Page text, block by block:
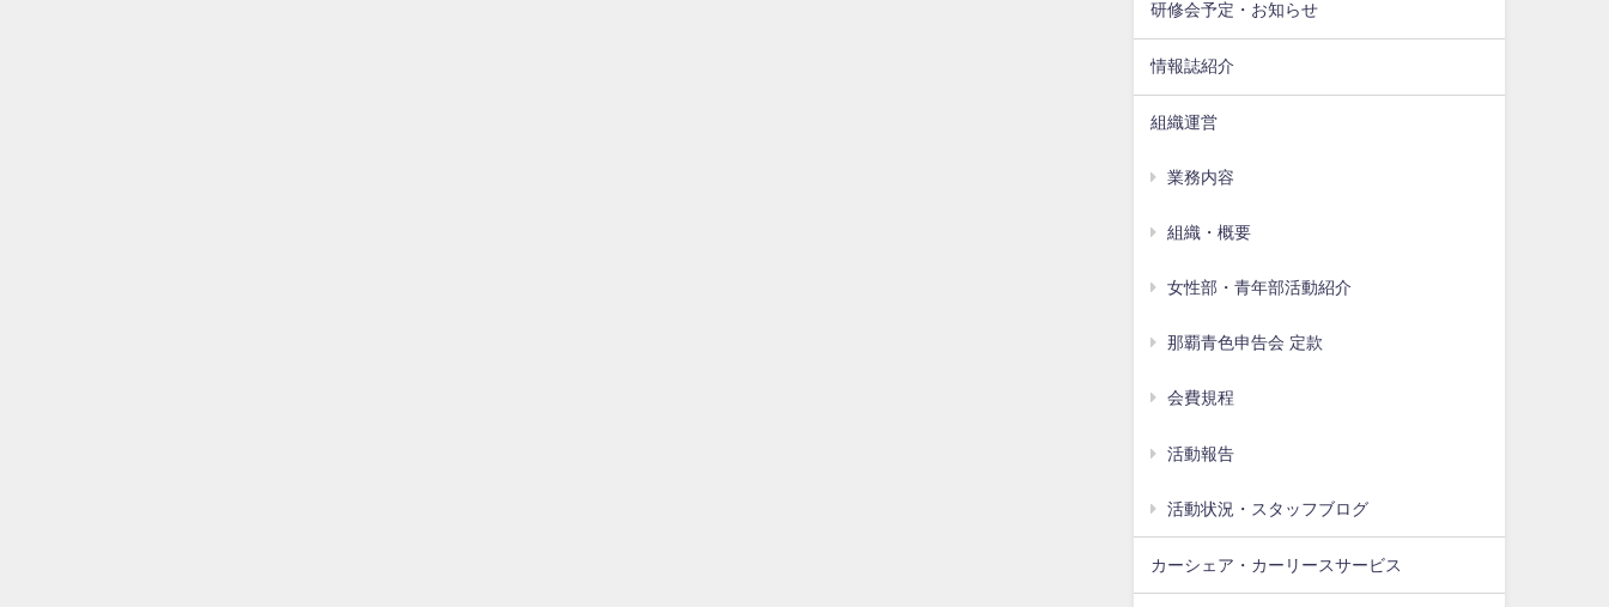
研修会予定・お知らせ
情報誌紹介
組織運営
業務内容
組織・概要
女性部・青年部活動紹介
那覇青色申告会 定款
会費規程
活動報告
活動状況・スタッフブログ
カーシェア・カーリースサービス